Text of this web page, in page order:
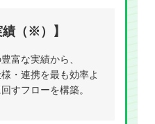
績（※）】
富な実績から、
・連携を最も効率よ
すフローを構築。